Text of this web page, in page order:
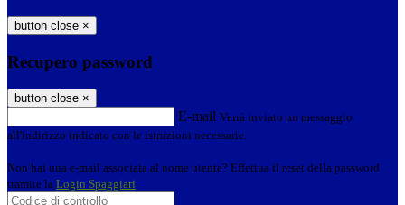
button close ×
Recupero password
button close ×
E-mail Verrà inviato un messaggio
all'indirizzo indicato con le istruzioni necessarie.
Non hai una e-mail associata al nome utente? Effettua il reset della password
tramite la Login Spaggiari